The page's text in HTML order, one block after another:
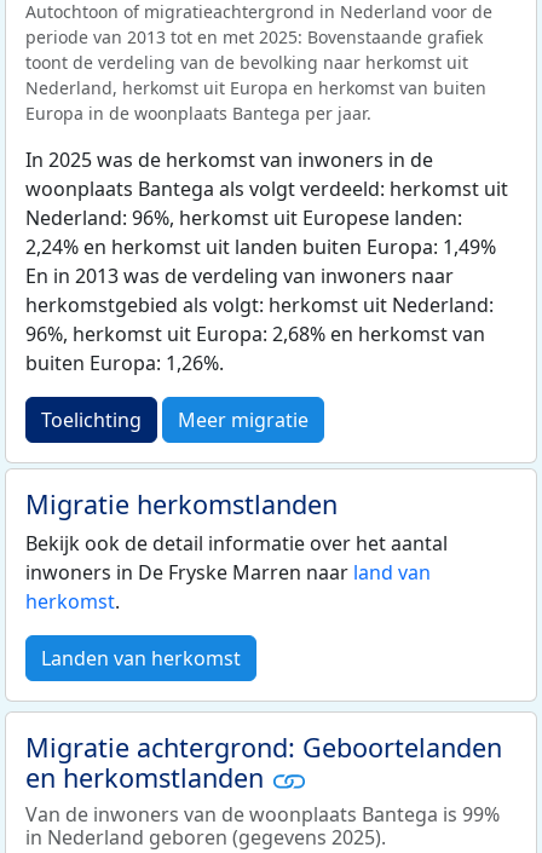
Autochtoon of migratieachtergrond in Nederland voor de
periode van 2013 tot en met 2025: Bovenstaande grafiek
toont de verdeling van de bevolking naar herkomst uit
Nederland, herkomst uit Europa en herkomst van buiten
Europa in de woonplaats Bantega per jaar.
In 2025 was de herkomst van inwoners in de
woonplaats Bantega als volgt verdeeld: herkomst uit
Nederland: 96%, herkomst uit Europese landen:
2,24% en herkomst uit landen buiten Europa: 1,49%
En in 2013 was de verdeling van inwoners naar
herkomstgebied als volgt: herkomst uit Nederland:
96%, herkomst uit Europa: 2,68% en herkomst van
buiten Europa: 1,26%.
Toelichting Meer migratie
Migratie herkomstlanden
Bekijk ook de detail informatie over het aantal
inwoners in De Fryske Marren naar land van
herkomst.
Landen van herkomst
Migratie achtergrond: Geboortelanden
en herkomstlanden
Van de inwoners van de woonplaats Bantega is 99%
in Nederland geboren (gegevens 2025).